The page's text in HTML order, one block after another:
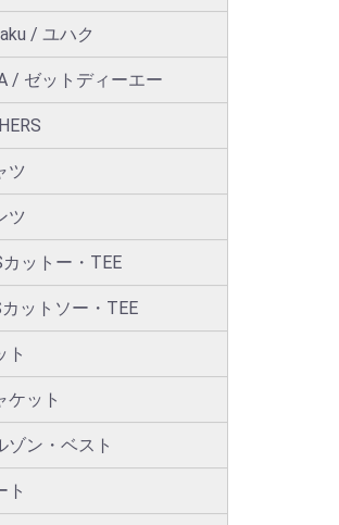
/ ユハク
/ ゼットディーエー
ツ
ツ
ットー・TEE
ットソー・TEE
ト
ケット
ゾン・ベスト
ト